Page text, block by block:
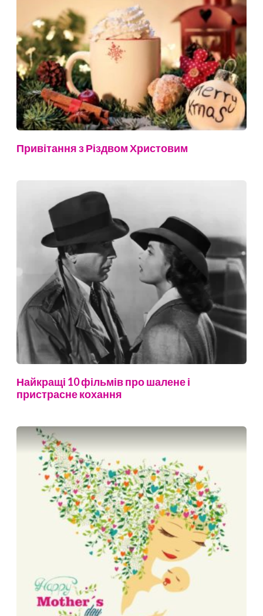
Привітання з Різдвом Христовим
Найкращі 10 фільмів про шалене і
пристрасне кохання